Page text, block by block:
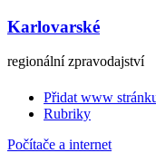
Karlovarské
regionální zpravodajství
Přidat www
Rubriky
Počítače a internet